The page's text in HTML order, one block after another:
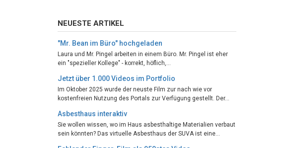
NEUESTE ARTIKEL
"Mr. Bean im Büro" hochgeladen
Laura und Mr. Pingel arbeiten in einem Büro. Mr. Pingel ist eher
ein "spezieller Kollege" - korrekt, höflich,...
Jetzt über 1.000 Videos im Portfolio
Im Oktober 2025 wurde der neuste Film zur nach wie vor
kostenfreien Nutzung des Portals zur Verfügung gestellt. Der...
Asbesthaus interaktiv
Sie wollen wissen, wo im Haus asbesthaltige Materialien verbaut
sein könnten? Das virtuelle Asbesthaus der SUVA ist eine...